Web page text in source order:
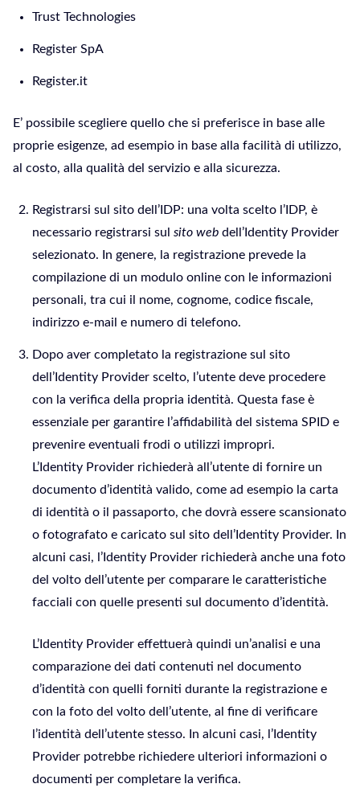
Trust Technologies
Register SpA
Register.it
E’ possibile scegliere quello che si preferisce in base alle
proprie esigenze, ad esempio in base alla facilità di utilizzo,
al costo, alla qualità del servizio e alla sicurezza.
Registrarsi sul sito dell’IDP: una volta scelto l’IDP, è
necessario registrarsi sul sito web dell’Identity Provider
selezionato. In genere, la registrazione prevede la
compilazione di un modulo online con le informazioni
personali, tra cui il nome, cognome, codice fiscale,
indirizzo e-mail e numero di telefono.
Dopo aver completato la registrazione sul sito
dell’Identity Provider scelto, l’utente deve procedere
con la verifica della propria identità. Questa fase è
essenziale per garantire l’affidabilità del sistema SPID e
prevenire eventuali frodi o utilizzi impropri.
L’Identity Provider richiederà all’utente di fornire un
documento d’identità valido, come ad esempio la carta
di identità o il passaporto, che dovrà essere scansionato
o fotografato e caricato sul sito dell’Identity Provider. In
alcuni casi, l’Identity Provider richiederà anche una foto
del volto dell’utente per comparare le caratteristiche
facciali con quelle presenti sul documento d’identità.
L’Identity Provider effettuerà quindi un’analisi e una
comparazione dei dati contenuti nel documento
d’identità con quelli forniti durante la registrazione e
con la foto del volto dell’utente, al fine di verificare
l’identità dell’utente stesso. In alcuni casi, l’Identity
Provider potrebbe richiedere ulteriori informazioni o
documenti per completare la verifica.